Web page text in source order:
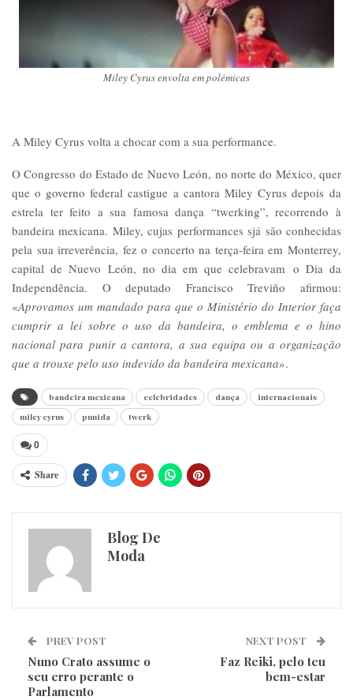
Miley Cyrus envolta em polémicas
A Miley Cyrus volta a chocar com a sua performance.
O Congresso do Estado de Nuevo León, no norte do México, quer
que o governo federal castigue a cantora Miley Cyrus depois da
estrela ter feito a sua famosa dança “twerking”, recorrendo à
bandeira mexicana. Miley, cujas performances sjá são conhecidas
pela sua irreverência, fez o concerto na terça-feira em Monterrey,
capital de Nuevo León, no dia em que celebravam o Dia da
Independência. O deputado Francisco Treviño afirmou:
«Aprovamos um mandado para que o Ministério do Interior faça
cumprir a lei sobre o uso da bandeira, o emblema e o hino
nacional para punir a cantora, a sua equipa ou a organização
que a trouxe pelo uso indevido da bandeira mexicana».
bandeira mexicana celebridades dança
internacionais
miley cyrus
punida twerk
0
Share
Blog De
Moda
PREV POST
Nuno Crato assume o
seu erro perante o
Parlamento
NEXT POST
Faz Reiki, pelo teu
bem-estar